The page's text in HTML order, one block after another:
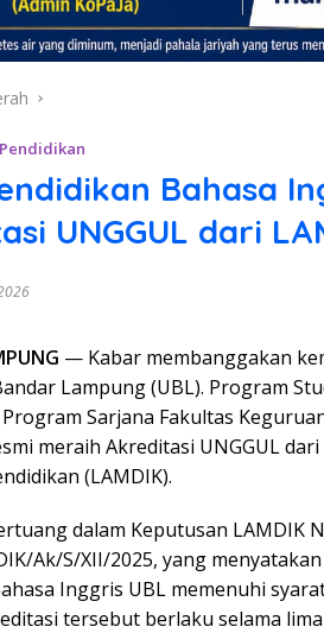
Pendidikan
Bahasa
UNGGUL dari
— Kabar membanggakan
Lampung (UBL). Program
Sarjana Fakultas
meraih Akreditasi UNGGUL
(LAMDIK).
dalam Keputusan LAMDIK
Ak/S/XII/2025, yang
Inggris UBL memenuhi
tersebut berlaku selama